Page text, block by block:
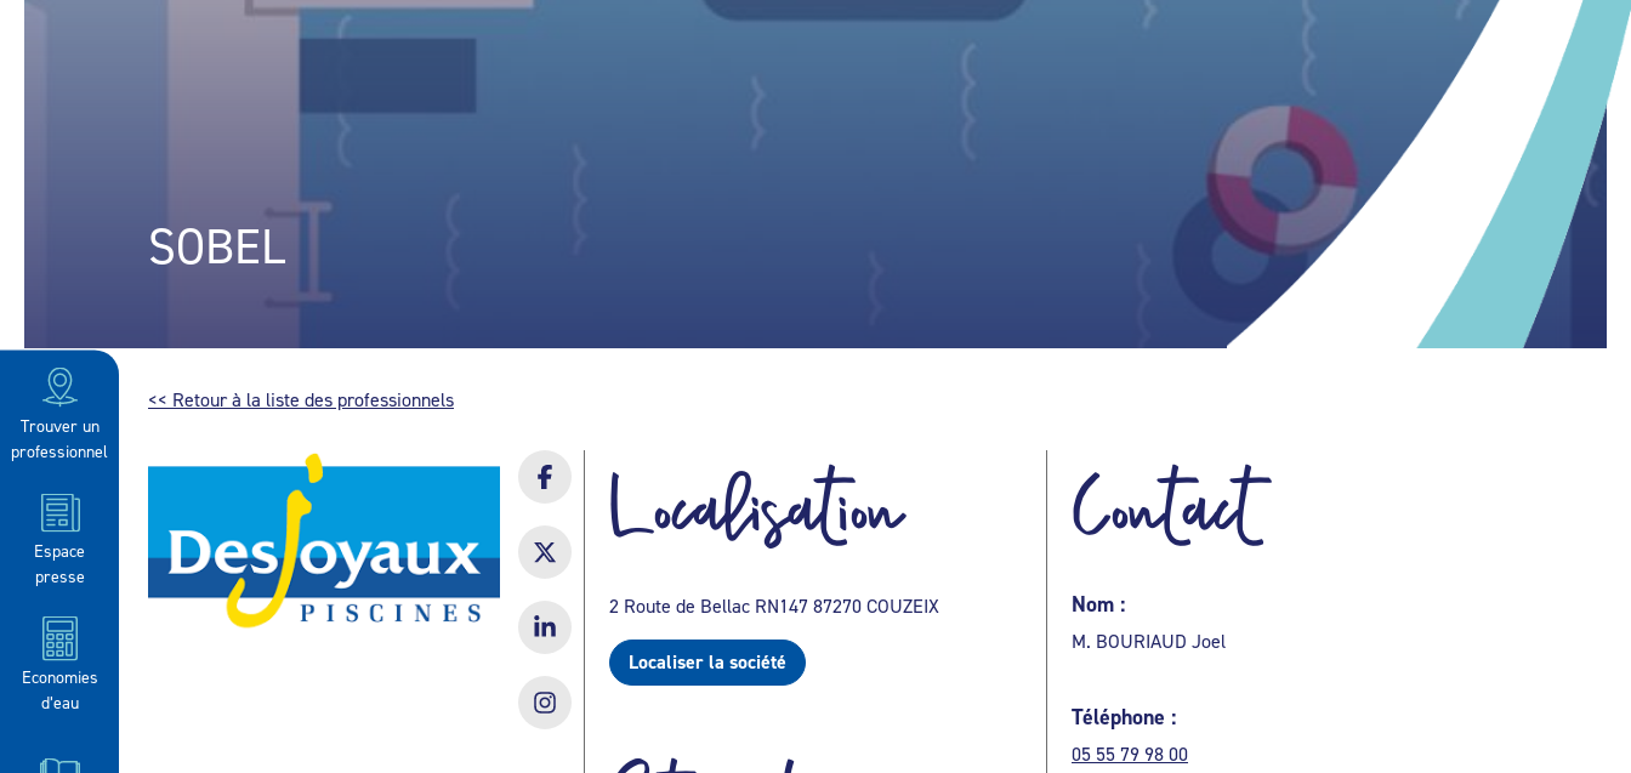
Trouver un
professionnel
Espace
presse
Economies
d’eau
SOBEL
<< Retour à la liste des professionnels
Localisation
2 Route de Bellac RN147 87270 COUZEIX
Localiser la société
Contact
Nom :
M. BOURIAUD Joel
Téléphone :
05 55 79 98 00